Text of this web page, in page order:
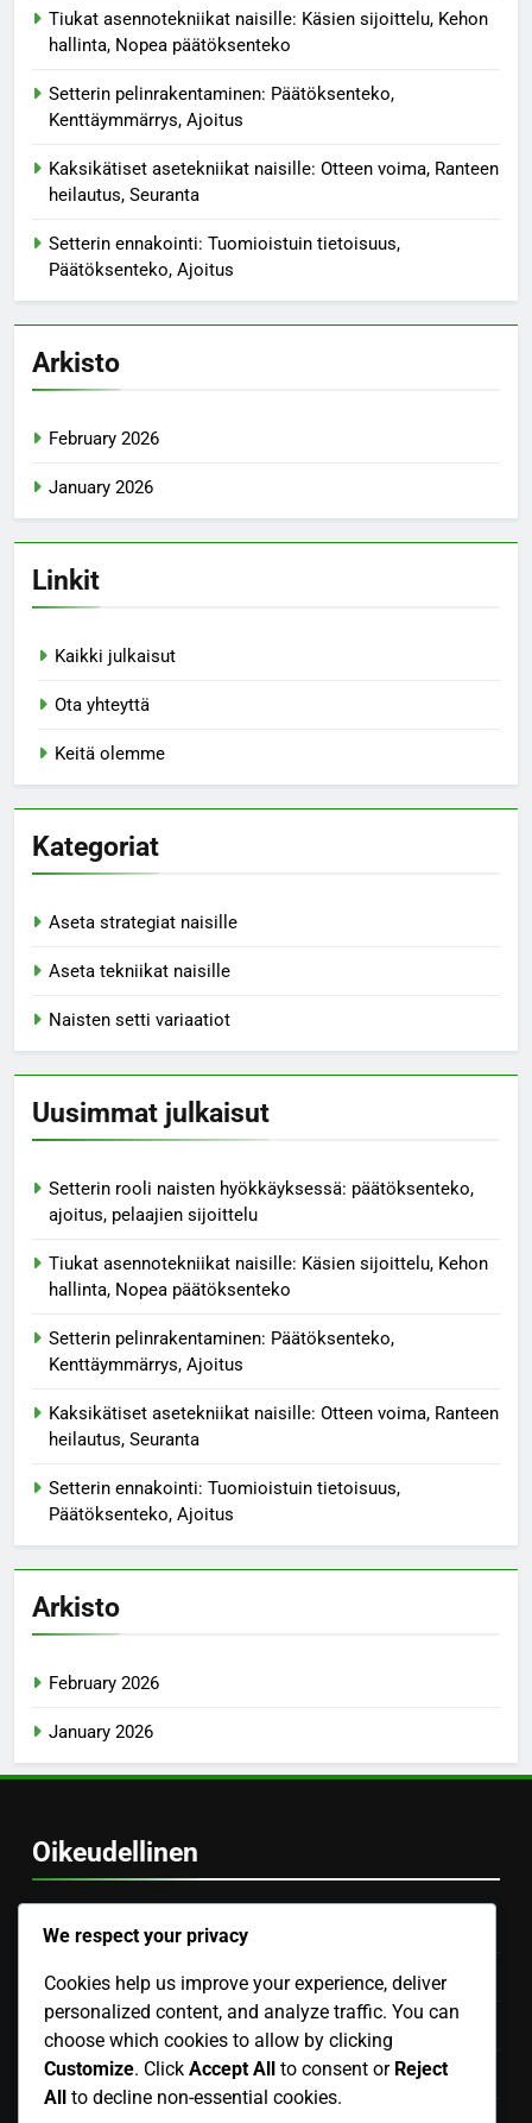
Tiukat asennotekniikat naisille: Käsien sijoittelu, Kehon
hallinta, Nopea päätöksenteko
Setterin pelinrakentaminen: Päätöksenteko,
Kenttäymmärrys, Ajoitus
Kaksikätiset asetekniikat naisille: Otteen voima, Ranteen
heilautus, Seuranta
Setterin ennakointi: Tuomioistuin tietoisuus,
Päätöksenteko, Ajoitus
Arkisto
February 2026
January 2026
Linkit
Kaikki julkaisut
Ota yhteyttä
Keitä olemme
Kategoriat
Aseta strategiat naisille
Aseta tekniikat naisille
Naisten setti variaatiot
Uusimmat julkaisut
Setterin rooli naisten hyökkäyksessä: päätöksenteko,
ajoitus, pelaajien sijoittelu
Tiukat asennotekniikat naisille: Käsien sijoittelu, Kehon
hallinta, Nopea päätöksenteko
Setterin pelinrakentaminen: Päätöksenteko,
Kenttäymmärrys, Ajoitus
Kaksikätiset asetekniikat naisille: Otteen voima, Ranteen
heilautus, Seuranta
Setterin ennakointi: Tuomioistuin tietoisuus,
Päätöksenteko, Ajoitus
Arkisto
February 2026
January 2026
Oikeudellinen
Tietosuojapolitiikka
Keitä olemme
Evästeet ja seuranta
Käyttäjäsopimus
We respect your privacy
Cookies help us improve your experience, deliver
personalized content, and analyze traffic. You can
choose which cookies to allow by clicking
Customize. Click Accept All to consent or Reject
All to decline non-essential cookies.